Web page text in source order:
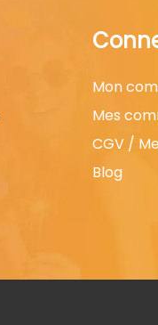
Mon
Mes
CGV /
Blog